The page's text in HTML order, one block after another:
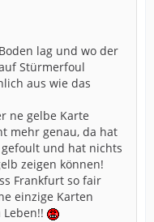
lag und wo der
Stürmerfoul
aus wie das
ne gelbe Karte
mehr genau, da hat
und hat nichts
zeigen können!
Frankfurt so fair
einzige Karten